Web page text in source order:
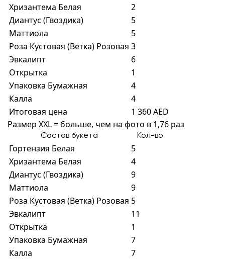
Хризантема Белая
2
Диантус (Гвоздика)
5
Маттиола
5
Роза Кустовая (Ветка) Розовая 3
Эвкалипт
6
Открытка
1
Упаковка Бумажная
4
Калла
4
Итоговая цена
1 360 AED
Размер XXL = больше, чем на фото в 1,76 раз
Состав букета Кол-во
Гортензия Белая
5
Хризантема Белая
4
Диантус (Гвоздика)
9
Маттиола
9
Роза Кустовая (Ветка) Розовая 5
Эвкалипт
11
Открытка
1
Упаковка Бумажная
7
Калла
7